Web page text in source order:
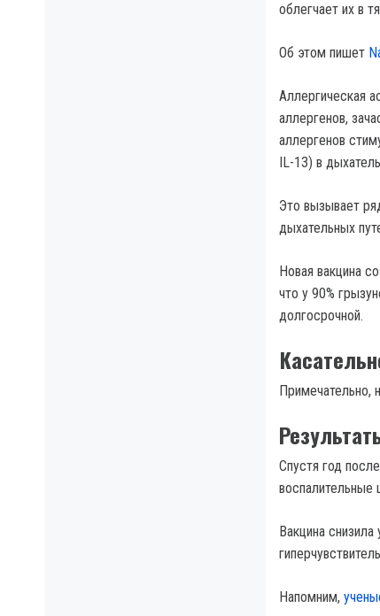
облегчает их в
Об этом пишет
Аллергическая
аллергенов,
аллергенов
IL-13) в
Это вызывает
дыхательных
Новая вакцина
что у 90%
долгосрочной.
Примечательно,
Спустя год
Вакцина
Напомним,